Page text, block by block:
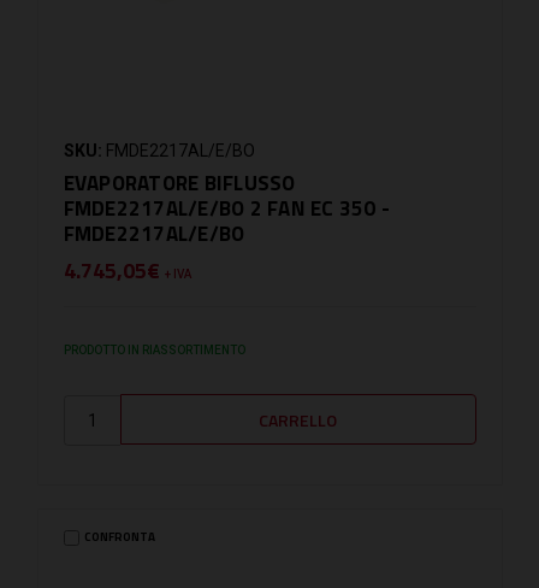
SKU: FMDE2217AL/E/BO
EVAPORATORE BIFLUSSO
FMDE2217AL/E/BO 2 FAN EC 350 -
FMDE2217AL/E/BO
4.745,05€ + IVA
PRODOTTO IN RIASSORTIMENTO
CONFRONTA